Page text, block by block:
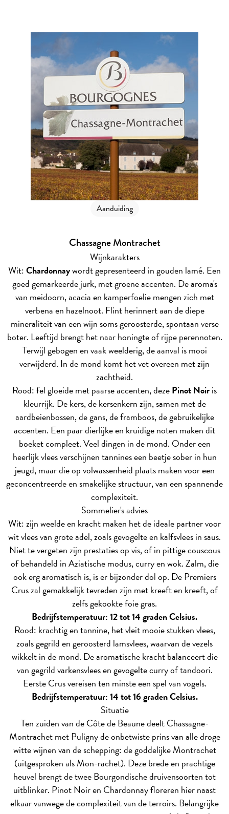
Aanduiding
Chassagne Montrachet
Wijnkarakters
Wit:Chardonnaywordt gepresenteerd in gouden lamé. Een
goed gemarkeerde jurk, met groene accenten. De aroma's
van meidoorn, acacia en kamperfoelie mengen zich met
verbena en hazelnoot. Flint herinnert aan de diepe
mineraliteit van een wijn soms geroosterde, spontaan verse
boter. Leeftijd brengt het naar honingte of rijpe perennoten.
Terwijl gebogen en vaak weelderig, de aanval is mooi
verwijderd. In de mond komt het vet overeen met zijn
zachtheid.
Rood: fel gloeide met paarse accenten, dezePinot Noiris
kleurrijk. De kers, de kersenkern zijn, samen met de
aardbeienbossen, de gans, de framboos, de gebruikelijke
accenten. Een paar dierlijke en kruidige noten maken dit
boeket compleet. Veel dingen in de mond. Onder een
heerlijk vlees verschijnen tannines een beetje sober in hun
jeugd, maar die op volwassenheid plaats maken voor een
geconcentreerde en smakelijke structuur, van een spannende
complexiteit.
Sommelier's advies
Wit: zijn weelde en kracht maken het de ideale partner voor
wit vlees van grote adel, zoals gevogelte en kalfsvlees in saus.
Niet te vergeten zijn prestaties op vis, of in pittige couscous
of behandeld in Aziatische modus, curry en wok. Zalm, die
ook erg aromatisch is, is er bijzonder dol op. De Premiers
Crus zal gemakkelijk tevreden zijn met kreeft en kreeft, of
zelfs gekookte foie gras.
Bedrijfstemperatuur: 12 tot 14 graden Celsius.
Rood: krachtig en tannine, het vleit mooie stukken vlees,
zoals gegrild en geroosterd lamsvlees, waarvan de vezels
wikkelt in de mond. De aromatische kracht balanceert die
van gegrild varkensvlees en gevogelte curry of tandoori.
Eerste Crus vereisen ten minste een spel van vogels.
Bedrijfstemperatuur: 14 tot 16 graden Celsius.
Situatie
Ten zuiden van de Côte de Beaune deelt Chassagne-
Montrachet met Puligny de onbetwiste prins van alle droge
witte wijnen van de schepping: de goddelijke Montrachet
(uitgesproken als Mon-rachet). Deze brede en prachtige
heuvel brengt de twee Bourgondische druivensoorten tot
uitblinker. Pinot Noir en Chardonnay floreren hier naast
elkaar vanwege de complexiteit van de terroirs. Belangrijke